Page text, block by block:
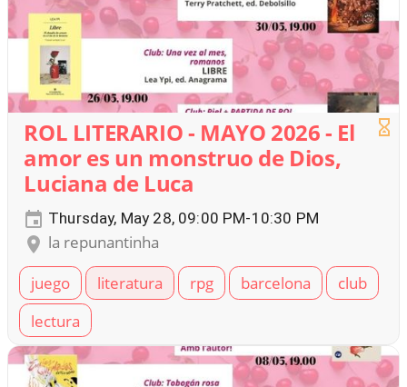
ROL LITERARIO - MAYO 2026 - El
amor es un monstruo de Dios,
Luciana de Luca
Thursday, May 28, 09:00 PM-10:30 PM
la repunantinha
juego
literatura rpg barcelona
club
lectura